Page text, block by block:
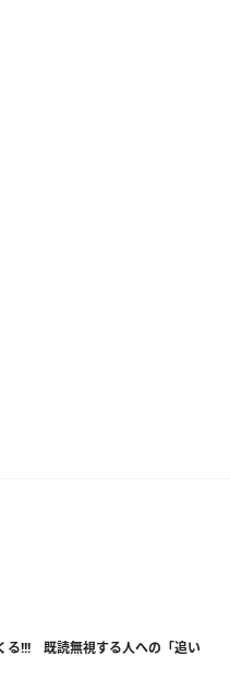
る!!! 既読無視する人への「追い